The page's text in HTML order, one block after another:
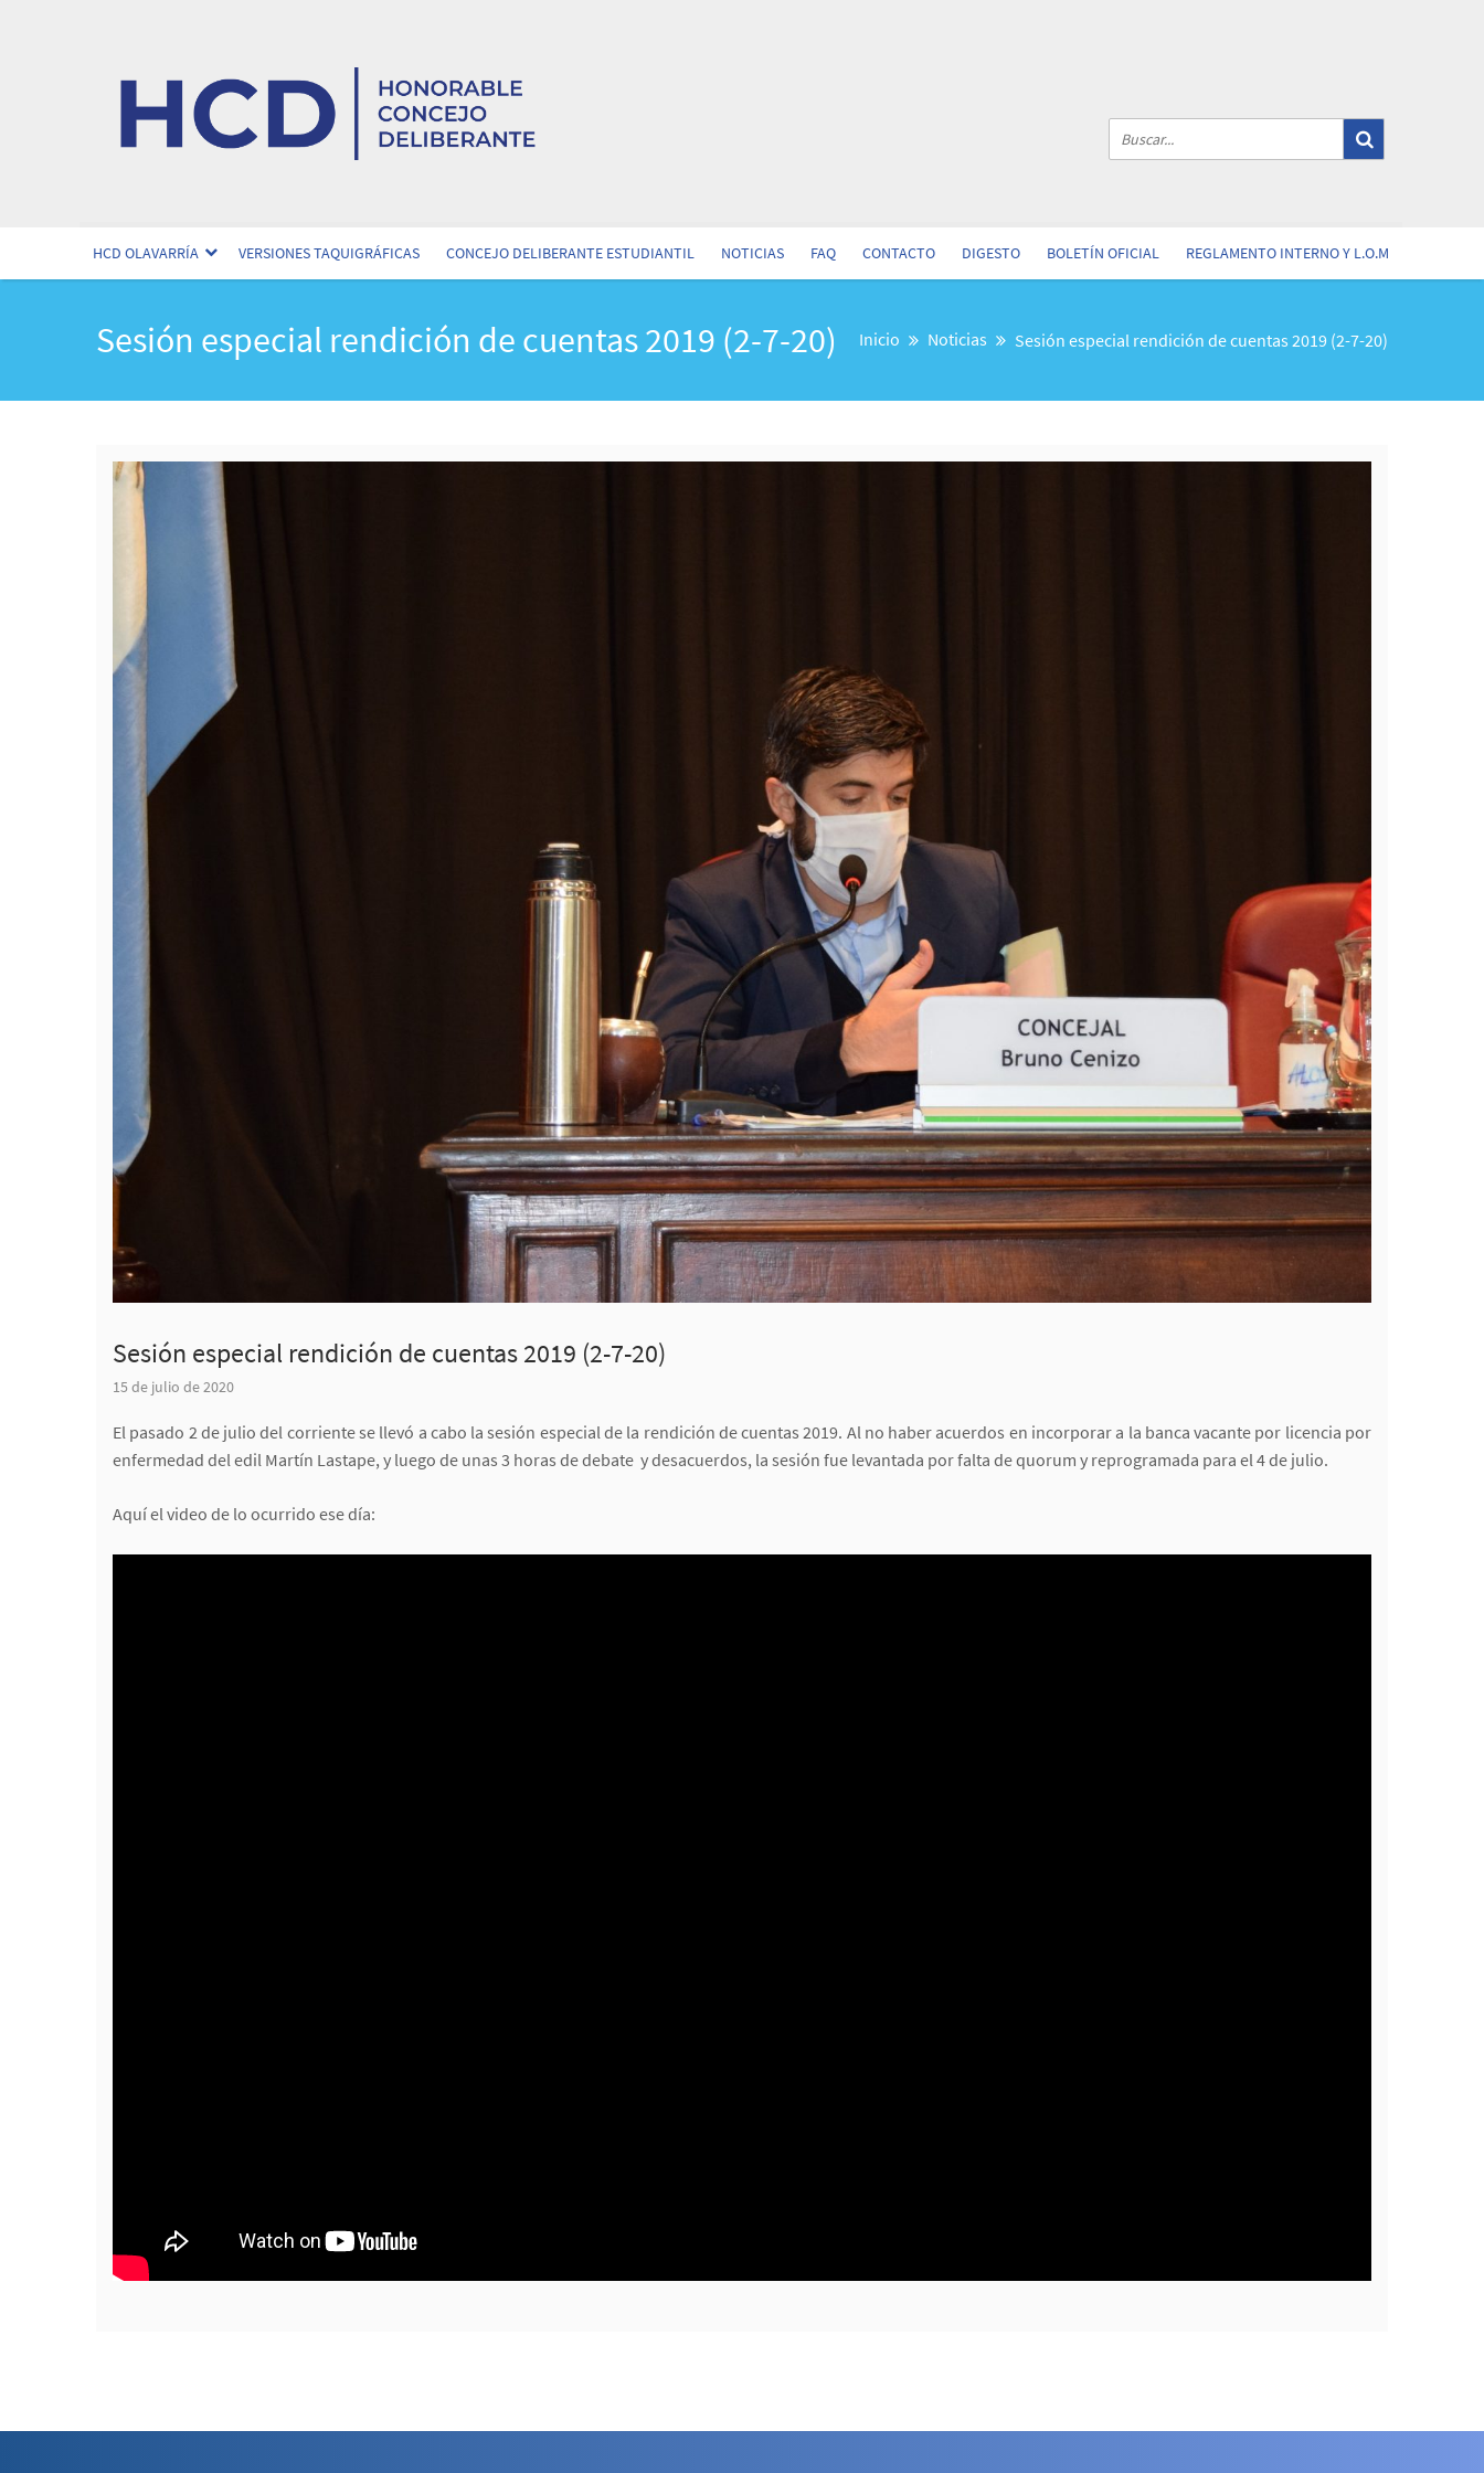
HCD OLAVARRÍA VERSIONES TAQUIGRÁFICAS CONCEJO DELIBERANTE ESTUDIANTIL NOTICIAS FAQ CONTACTO DIGESTO BOLETÍN OFICIAL REGLAMENTO INTERNO Y L.O.M
Sesión especial rendición de cuentas 2019 (2-7-20) Inicio Noticias Sesión especial rendición de cuentas 2019 (2-7-20)
Sesión especial rendición de cuentas 2019 (2-7-20)
15 de julio de 2020
El pasado 2 de julio del corriente se llevó a cabo la sesión especial de la rendición de cuentas 2019. Al no haber acuerdos en incorporar a la banca vacante por licencia por
enfermedad del edil Martín Lastape, y luego de unas 3 horas de debate y desacuerdos, la sesión fue levantada por falta de quorum y reprogramada para el 4 de julio.
Aquí el video de lo ocurrido ese día: